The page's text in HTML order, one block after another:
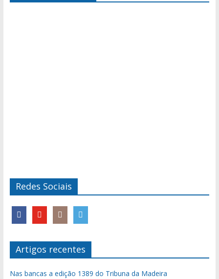
Redes Sociais
Artigos recentes
Nas bancas a edição 1389 do Tribuna da Madeira